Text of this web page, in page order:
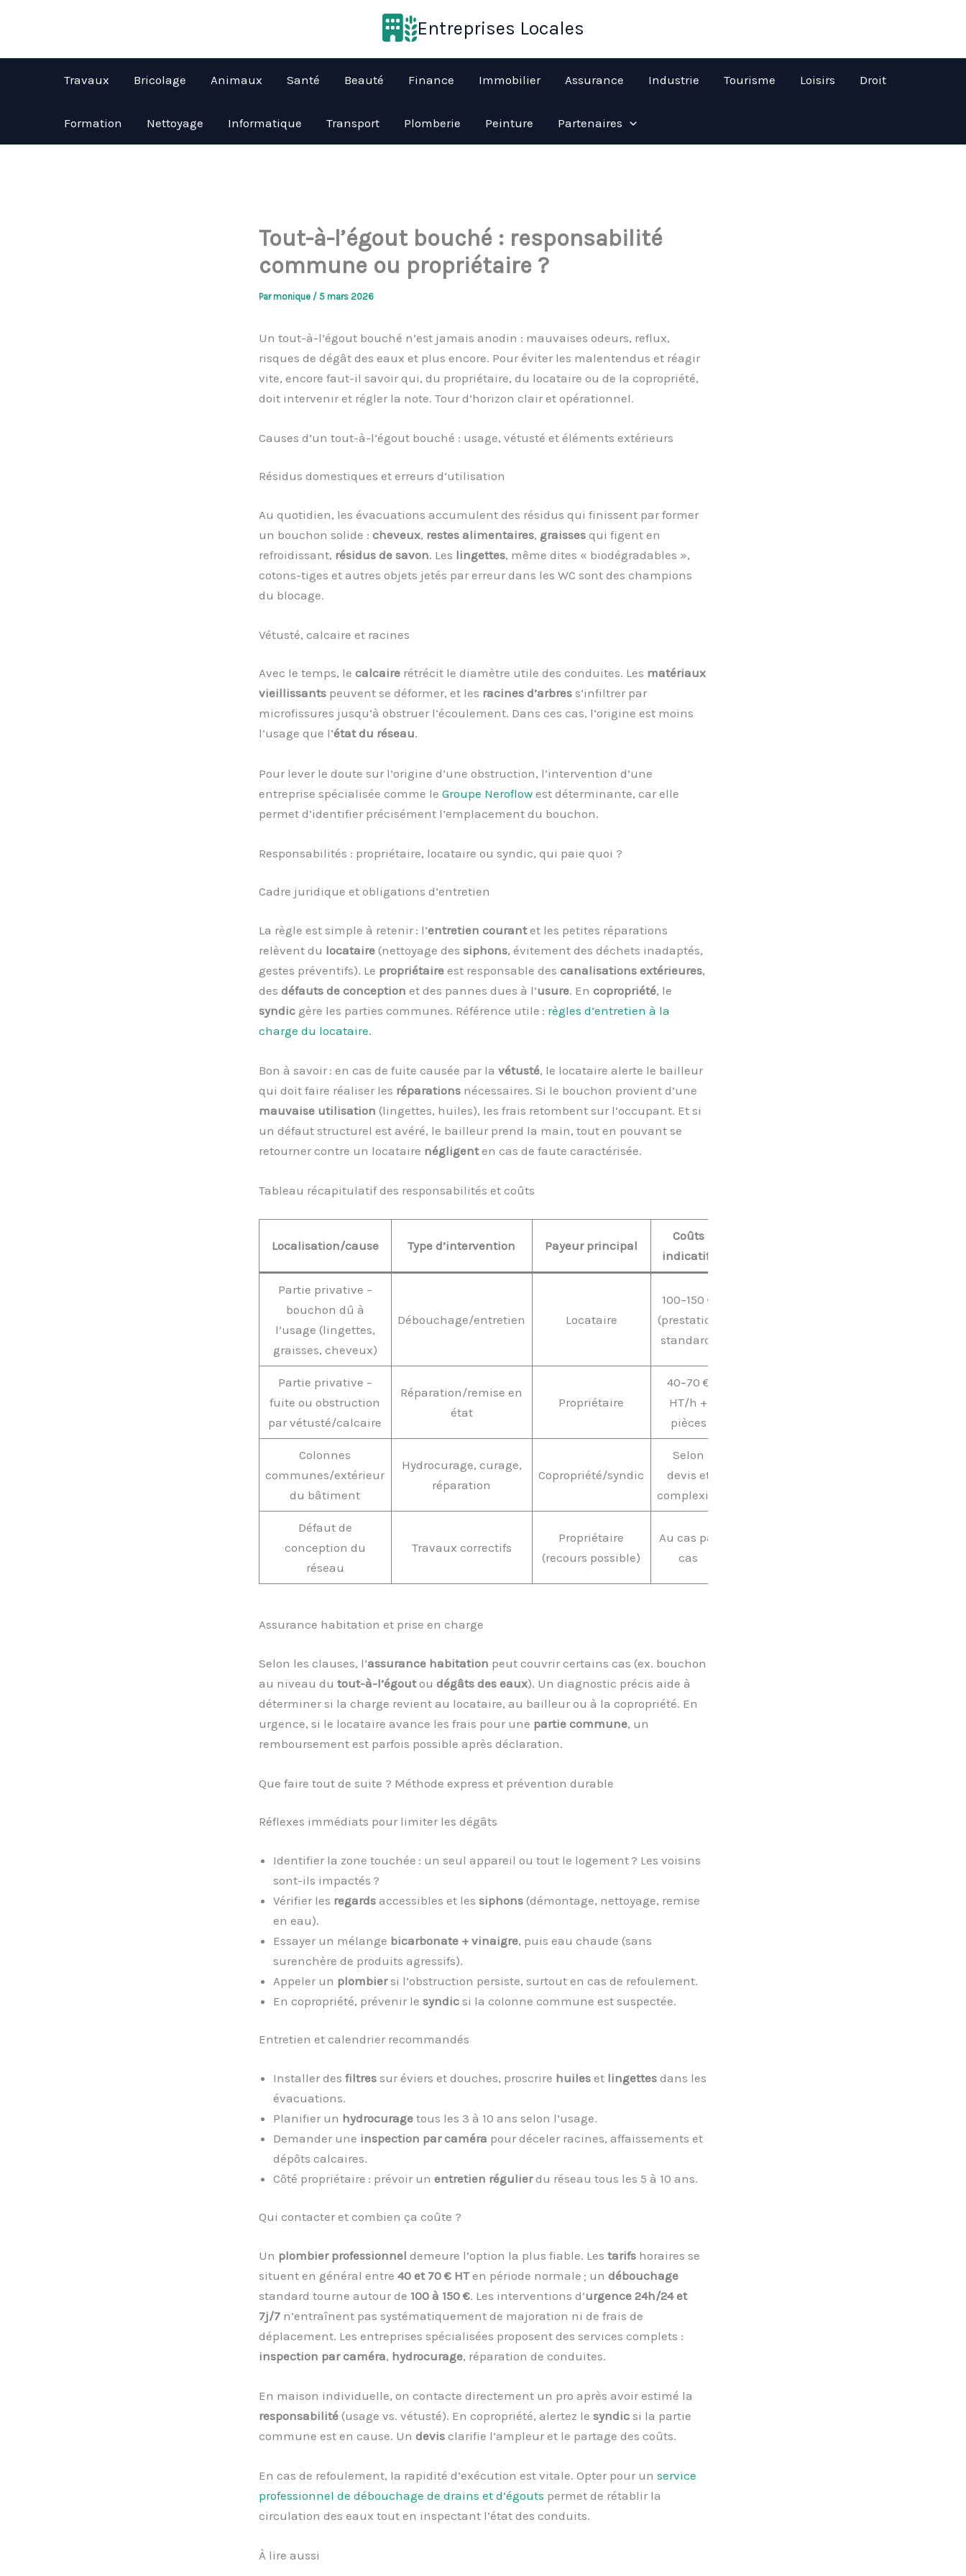
Entreprises Locales
Travaux Bricolage Animaux Santé Beauté Finance Immobilier Assurance Industrie Tourisme Loisirs Droit
Formation Nettoyage Informatique Transport Plomberie Peinture Partenaires
Tout-à-l’égout bouché : responsabilité
commune ou propriétaire ?
Parmonique / 5 mars 2026
Un tout-à-l’égout bouché n’est jamais anodin : mauvaises odeurs, reflux,
risques de dégât des eaux et plus encore. Pour éviter les malentendus et réagir
vite, encore faut-il savoir qui, du propriétaire, du locataire ou de la copropriété,
doit intervenir et régler la note. Tour d’horizon clair et opérationnel.
Causes d’un tout-à-l’égout bouché : usage, vétusté et éléments extérieurs
Résidus domestiques et erreurs d’utilisation
Au quotidien, les évacuations accumulent des résidus qui finissent par former
un bouchon solide : cheveux, restes alimentaires, graissesqui figent en
refroidissant, résidus de savon. Les lingettes, même dites « biodégradables »,
cotons-tiges et autres objets jetés par erreur dans les WC sont des champions
du blocage.
Vétusté, calcaire et racines
Avec le temps, le calcairerétrécit le diamètre utile des conduites. Les matériaux
vieillissantspeuvent se déformer, et les racines d’arbress’infiltrer par
microfissures jusqu’à obstruer l’écoulement. Dans ces cas, l’origine est moins
l’usage que l’état du réseau.
Pour lever le doute sur l’origine d’une obstruction, l’intervention d’une
entreprise spécialisée comme le Groupe Neroflowest déterminante, car elle
permet d’identifier précisément l’emplacement du bouchon.
Responsabilités : propriétaire, locataire ou syndic, qui paie quoi ?
Cadre juridique et obligations d’entretien
La règle est simple à retenir : l’entretien courantet les petites réparations
relèvent du locataire(nettoyage des siphons, évitement des déchets inadaptés,
gestes préventifs). Le propriétaireest responsable des canalisations extérieures,
des défauts de conception et des pannes dues à l’usure. En copropriété, le
syndicgère les parties communes. Référence utile : règles d’entretien à la
charge du locataire.
Bon à savoir : en cas de fuite causée par la vétusté, le locataire alerte le bailleur
qui doit faire réaliser les réparationsnécessaires. Si le bouchon provient d’une
mauvaise utilisation (lingettes, huiles), les frais retombent sur l’occupant. Et si
un défaut structurel est avéré, le bailleur prend la main, tout en pouvant se
retourner contre un locataire négligenten cas de faute caractérisée.
Tableau récapitulatif des responsabilités et coûts
Localisation/cause Type d’intervention Payeur principal
Coûts
indicatifs
Partie privative –
bouchon dû à
l’usage (lingettes,
graisses, cheveux)
Débouchage/entretien Locataire
100–150 €
(prestation
standard)
Partie privative –
fuite ou obstruction
par vétusté/calcaire
Réparation/remise en
état
Propriétaire
40–70 €
HT/h +
pièces
Colonnes
communes/extérieur
du bâtiment
Hydrocurage, curage,
réparation
Copropriété/syndic
Selon
devis et
complexité
Défaut de
conception du
réseau
Travaux correctifs
Propriétaire
(recours possible)
Au cas par
cas
Assurance habitation et prise en charge
Selon les clauses, l’assurance habitation peut couvrir certains cas (ex. bouchon
au niveau du tout-à-l’égoutou dégâts des eaux). Un diagnostic précis aide à
déterminer si la charge revient au locataire, au bailleur ou à la copropriété. En
urgence, si le locataire avance les frais pour une partie commune, un
remboursement est parfois possible après déclaration.
Que faire tout de suite ? Méthode express et prévention durable
Réflexes immédiats pour limiter les dégâts
Identifier la zone touchée : un seul appareil ou tout le logement ? Les voisins
sont-ils impactés ?
Vérifier les regardsaccessibles et les siphons(démontage, nettoyage, remise
en eau).
Essayer un mélange bicarbonate + vinaigre, puis eau chaude (sans
surenchère de produits agressifs).
Appeler un plombiersi l’obstruction persiste, surtout en cas de refoulement.
En copropriété, prévenir le syndicsi la colonne commune est suspectée.
Entretien et calendrier recommandés
Installer des filtressur éviers et douches, proscrire huileset lingettesdans les
évacuations.
Planifier un hydrocuragetous les 3 à 10 ans selon l’usage.
Demander une inspection par caméra pour déceler racines, affaissements et
dépôts calcaires.
Côté propriétaire : prévoir un entretien régulierdu réseau tous les 5 à 10 ans.
Qui contacter et combien ça coûte ?
Un plombier professionnel demeure l’option la plus fiable. Les tarifshoraires se
situent en général entre 40 et 70 € HTen période normale ; un débouchage
standard tourne autour de 100 à 150 €. Les interventions d’urgence 24h/24 et
7j/7n’entraînent pas systématiquement de majoration ni de frais de
déplacement. Les entreprises spécialisées proposent des services complets :
inspection par caméra, hydrocurage, réparation de conduites.
En maison individuelle, on contacte directement un pro après avoir estimé la
responsabilité(usage vs. vétusté). En copropriété, alertez le syndicsi la partie
commune est en cause. Un devis clarifie l’ampleur et le partage des coûts.
En cas de refoulement, la rapidité d’exécution est vitale. Opter pour un service
professionnel de débouchage de drains et d’égouts permet de rétablir la
circulation des eaux tout en inspectant l’état des conduits.
À lire aussi